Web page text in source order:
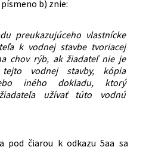
písmeno b) znie:
preukazujúceho vlastnícke
k vodnej stavbe tvoriacej
chov rýb, ak žiadateľ nie je
tejto vodnej stavby, kópia
iného dokladu, ktorý
užívať túto vodnú
pod čiarou k odkazu 5aa sa